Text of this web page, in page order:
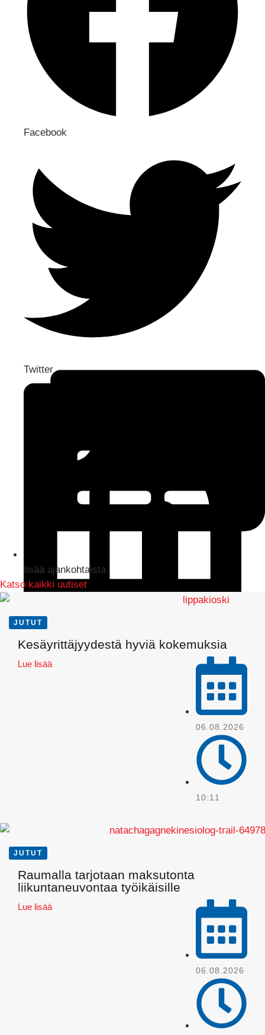
Facebook
Twitter
LinkedIn
Pinterest
lisää ajankohtaista
Katso kaikki uutiset
JUTUT
Kesäyrittäjyydestä hyviä kokemuksia
Lue lisää
06.08.2026
10:11
JUTUT
Raumalla tarjotaan maksutonta
liikuntaneuvontaa työikäisille
Lue lisää
06.08.2026